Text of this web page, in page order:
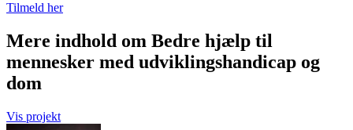
Tilmeld her
Mere indhold om Bedre hjælp til
mennesker med udviklingshandicap og
dom
Vis projekt